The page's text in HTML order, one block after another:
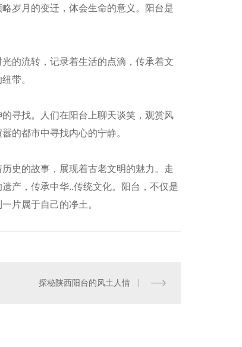
岁月的变迁，体会生命的意义。阳台是
的流转，记录着生活的点滴，传承着文
带。
寻找。人们在阳台上聊天谈笑，观赏风
的都市中寻找内心的宁静。
史的故事，展现着古老文明的魅力。走
产，传承中华..传统文化。阳台，不仅是
片属于自己的净土。
探秘陕西阳台的风土人情